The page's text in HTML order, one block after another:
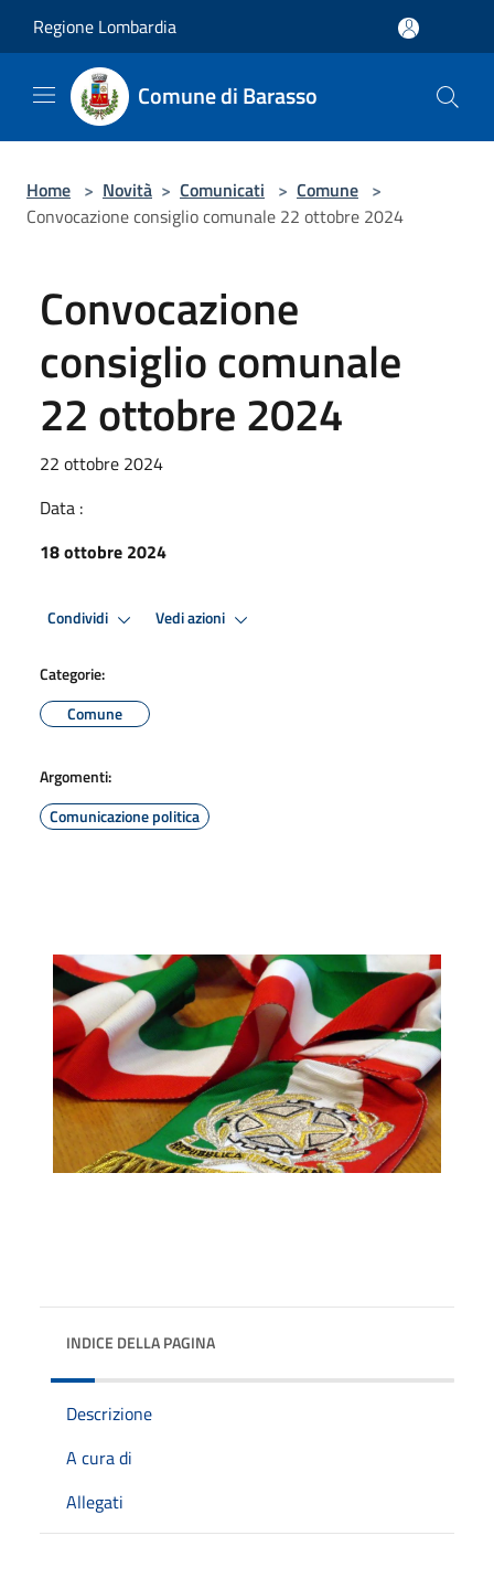
Regione Lombardia
Comune di Barasso
Home > Novità > Comunicati > Comune >
Convocazione consiglio comunale 22 ottobre 2024
Convocazione
consiglio comunale
22 ottobre 2024
22 ottobre 2024
Data :
18 ottobre 2024
Condividi Vedi azioni
Categorie:
Comune
Argomenti:
Comunicazione politica
INDICE DELLA PAGINA
Descrizione
A cura di
Allegati